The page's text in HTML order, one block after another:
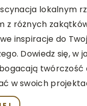
lokalnym
z różnych
inspiracje do
Dowiedz się, w
twórczość
w swoich